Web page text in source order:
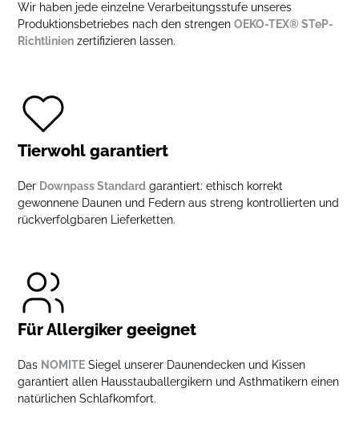
Wir haben jede einzelne Verarbeitungsstufe unseres
Produktionsbetriebes nach den strengenOEKO-TEX® STeP-
Richtlinien zertifizieren lassen.
Tierwohl garantiert
Der Downpass Standard garantiert: ethisch korrekt
gewonnene Daunen und Federn aus streng kontrollierten und
rückverfolgbaren Lieferketten.
Für Allergiker geeignet
Das NOMITE Siegel unserer Daunendecken und Kissen
garantiert allen Hausstauballergikern und Asthmatikern einen
natürlichen Schlafkomfort.